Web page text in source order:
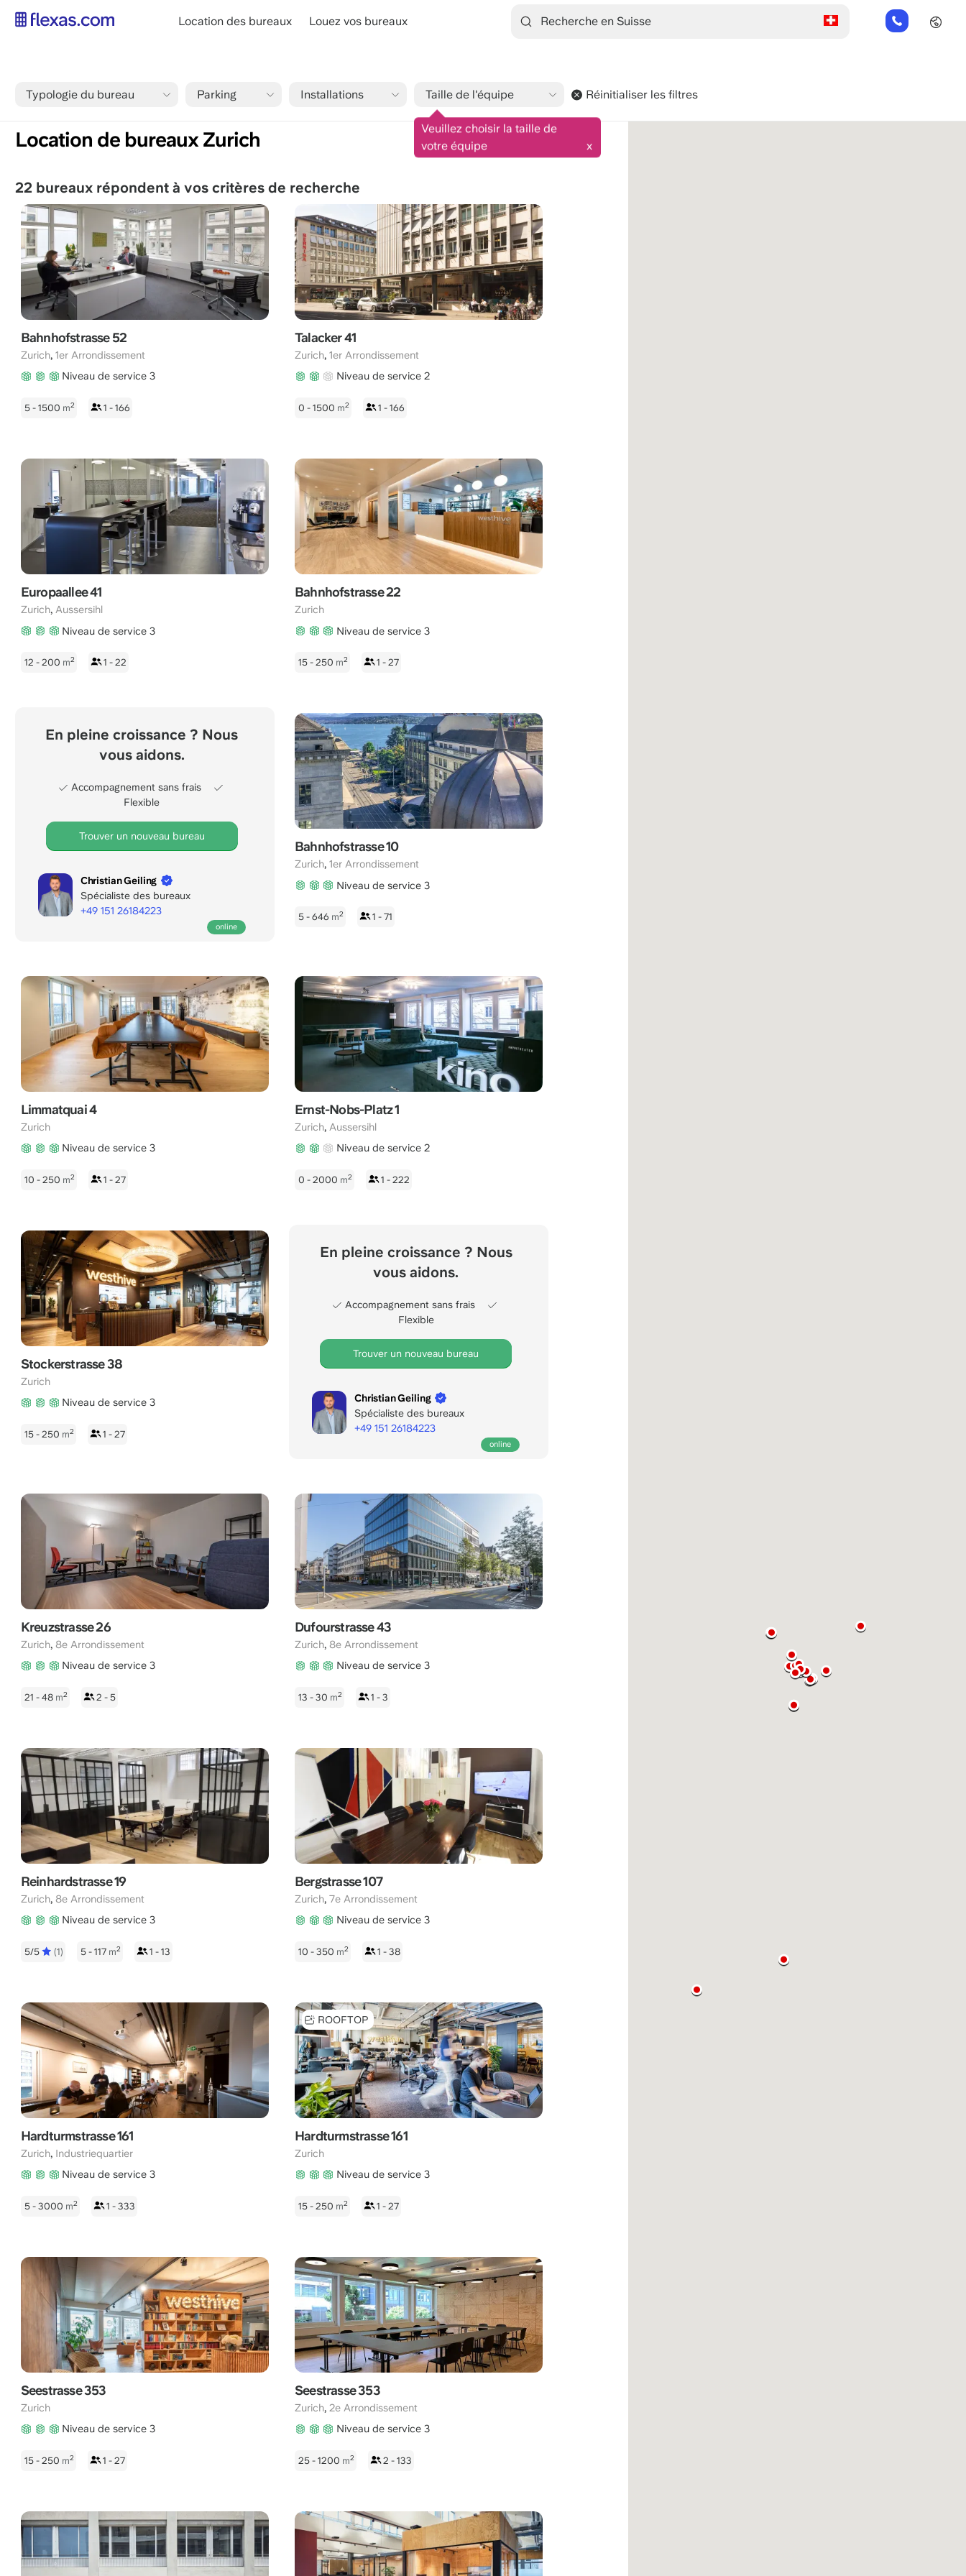
Aller
main
Location des bureaux Louez vos bureaux
+49
151
Accueil Louer des bureaux zurich 9.1/10 1545 avis
Location de bureaux Zurich
Typologie du bureau Parking Installations
Veuillez choisir la taille de
votre équipe
x
Taille de l'équipe Réinitialiser les filtres
22 bureaux répondent à vos critères de recherche
Bahnhofstrasse 52
Zurich, 1er Arrondissement
Niveau de service 3
5 - 1500 m2 1 - 166
Talacker 41
Zurich, 1er Arrondissement
Niveau de service 2
0 - 1500 m2 1 - 166
Europaallee 41
Zurich, Aussersihl
Niveau de service 3
12 - 200 m2 1 - 22
Bahnhofstrasse 22
Zurich
Niveau de service 3
15 - 250 m2 1 - 27
En pleine croissance ? Nous
vous aidons.
Accompagnement sans frais
Flexible
Trouver un nouveau bureau
Christian Geiling
Spécialiste des bureaux
online
+49 151 26184223
Bahnhofstrasse 10
Zurich, 1er Arrondissement
Niveau de service 3
5 - 646 m2 1 - 71
Limmatquai 4
Zurich
Niveau de service 3
10 - 250 m2 1 - 27
Ernst-Nobs-Platz 1
Zurich, Aussersihl
Niveau de service 2
0 - 2000 m2 1 - 222
Stockerstrasse 38
Zurich
Niveau de service 3
15 - 250 m2 1 - 27
En pleine croissance ? Nous
vous aidons.
Accompagnement sans frais
Flexible
Trouver un nouveau bureau
Christian Geiling
Spécialiste des bureaux
online
+49 151 26184223
Kreuzstrasse 26
Zurich, 8e Arrondissement
Niveau de service 3
21 - 48 m2 2 - 5
Dufourstrasse 43
Zurich, 8e Arrondissement
Niveau de service 3
13 - 30 m2 1 - 3
Reinhardstrasse 19
Zurich, 8e Arrondissement
Niveau de service 3
5/5 (1) 5 - 117 m2 1 - 13
Bergstrasse 107
Zurich, 7e Arrondissement
Niveau de service 3
10 - 350 m2 1 - 38
Hardturmstrasse 161
Zurich, Industriequartier
Niveau de service 3
5 - 3000 m2 1 - 333
ROOFTOP
Hardturmstrasse 161
Zurich
Niveau de service 3
15 - 250 m2 1 - 27
Seestrasse 353
Zurich
Niveau de service 3
15 - 250 m2 1 - 27
Seestrasse 353
Zurich, 2e Arrondissement
Niveau de service 3
25 - 1200 m2 2 - 133